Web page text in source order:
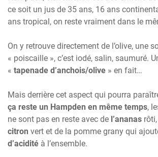
ce soit un jus de 35 ans, 16 ans
ans tropical, on reste vraiment dans le
On y retrouve directement de l’olive, une
« poiscaille », c’est iodé, salin, saumuré.
« tapenade d’anchois/olive » en fait…
Mais derrière cet aspect qui pourra
ça reste un Hampden en même temps,
ne sont pas en reste avec de l’ananas
citron vert et de la pomme grany qui
d’acidité à l’ensemble.